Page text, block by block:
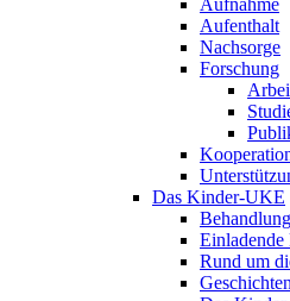
Aufnahme
Aufenthalt
Nachsorge
Forschung
Das Kinder-UKE
Einladende
Rund um